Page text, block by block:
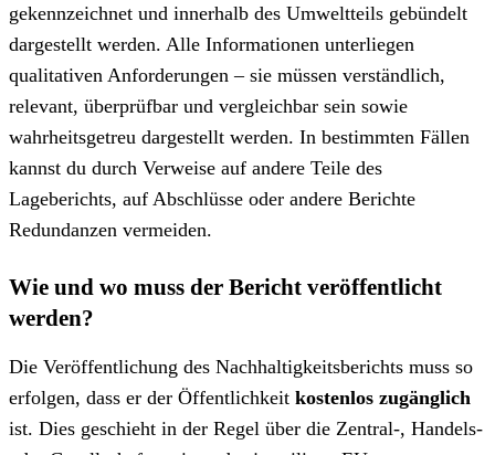
gekennzeichnet und innerhalb des Umweltteils gebündelt
dargestellt werden. Alle Informationen unterliegen
qualitativen Anforderungen – sie müssen verständlich,
relevant, überprüfbar und vergleichbar sein sowie
wahrheitsgetreu dargestellt werden. In bestimmten Fällen
kannst du durch Verweise auf andere Teile des
Lageberichts, auf Abschlüsse oder andere Berichte
Redundanzen vermeiden.
Wie und wo muss der Bericht veröffentlicht
werden?
Die Veröffentlichung des Nachhaltigkeitsberichts muss so
erfolgen, dass er der Öffentlichkeit kostenlos zugänglich
ist. Dies geschieht in der Regel über die Zentral-, Handels-